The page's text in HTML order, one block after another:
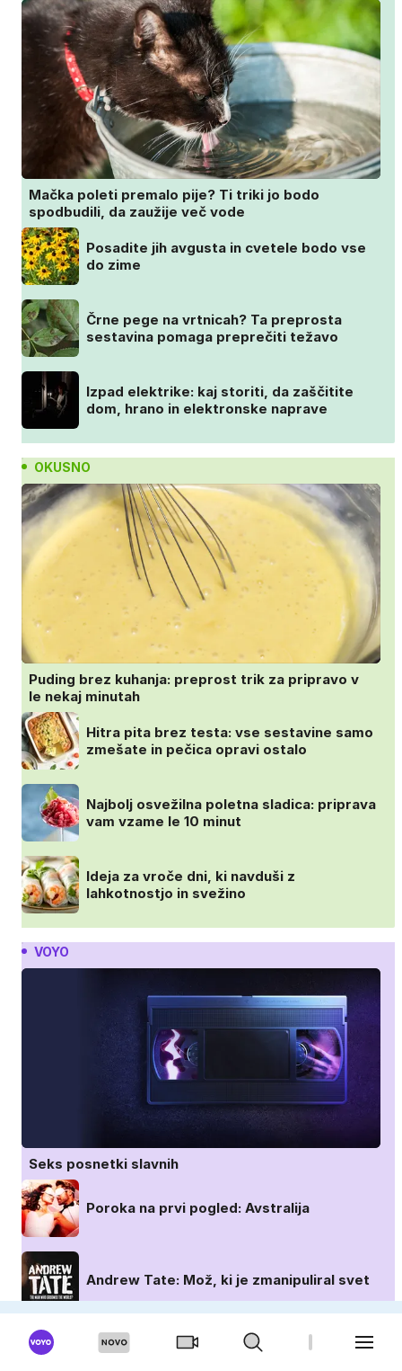
Mačka poleti premalo pije? Ti triki jo bodo
spodbudili, da zaužije več vode
Posadite jih avgusta in cvetele bodo vse
do zime
Črne pege na vrtnicah? Ta preprosta
sestavina pomaga preprečiti težavo
Izpad elektrike: kaj storiti, da zaščitite
dom, hrano in elektronske naprave
OKUSNO
Puding brez kuhanja: preprost trik za pripravo v
le nekaj minutah
Hitra pita brez testa: vse sestavine samo
zmešate in pečica opravi ostalo
Najbolj osvežilna poletna sladica: priprava
vam vzame le 10 minut
Ideja za vroče dni, ki navduši z
lahkotnostjo in svežino
VOYO
Seks posnetki slavnih
Poroka na prvi pogled: Avstralija
Andrew Tate: Mož, ki je zmanipuliral svet
Diddy: Vsem na očeh